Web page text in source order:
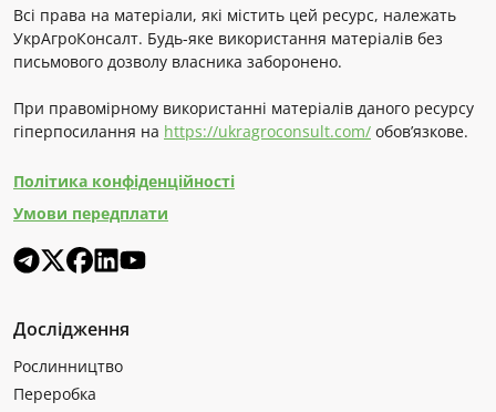
Всі права на матеріали, які містить цей ресурс, належать
УкрАгроКонсалт. Будь-яке використання матеріалів без
письмового дозволу власника заборонено.
При правомірному використанні матеріалів даного ресурсу
гіперпосилання на https://ukragroconsult.com/ обов’язкове.
Політика конфіденційності
Умови передплати
Дослідження
Рослинництво
Переробка